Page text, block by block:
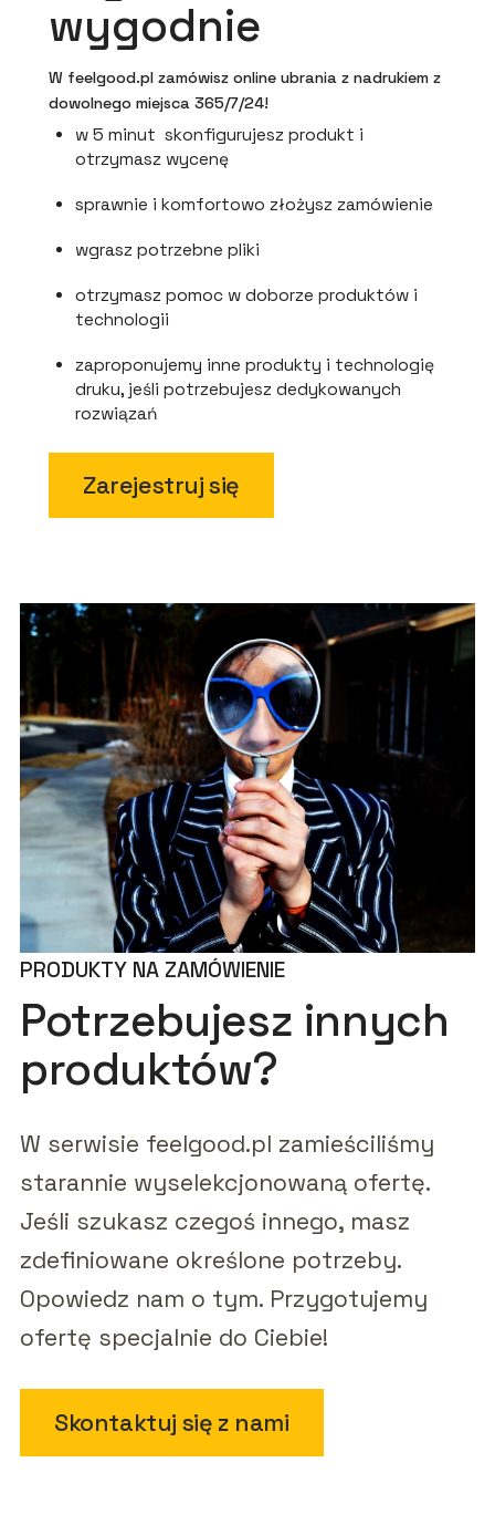
wygodnie
W feelgood.pl zamówisz online ubrania z nadrukiem z
dowolnego miejsca 365/7/24!
w 5 minut skonfigurujesz produkt i
otrzymasz wycenę
sprawnie i komfortowo złożysz zamówienie
wgrasz potrzebne pliki
otrzymasz pomoc w doborze produktów i
technologii
zaproponujemy inne produkty i technologię
druku, jeśli potrzebujesz dedykowanych
rozwiązań
Zarejestruj się
PRODUKTY NA ZAMÓWIENIE
Potrzebujesz innych
produktów?
W serwisie feelgood.pl zamieściliśmy
starannie wyselekcjonowaną ofertę.
Jeśli szukasz czegoś innego, masz
zdefiniowane określone potrzeby.
Opowiedz nam o tym. Przygotujemy
ofertę specjalnie do Ciebie!
Skontaktuj się z nami